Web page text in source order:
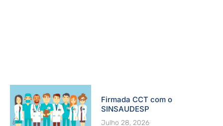
Firmada CCT com o
SINSAUDESP
Julho 28, 2026